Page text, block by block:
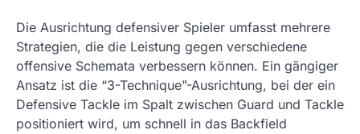
Die Ausrichtung defensiver Spieler umfasst mehrere
Strategien, die die Leistung gegen verschiedene
offensive Schemata verbessern können. Ein gängiger
Ansatz ist die “3-Technique”-Ausrichtung, bei der ein
Defensive Tackle im Spalt zwischen Guard und Tackle
positioniert wird, um schnell in das Backfield